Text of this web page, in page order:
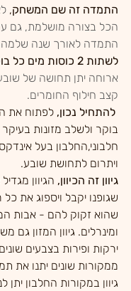
התמדה זה שם המשחק,
התמדה לאורך שנה שלמה
לשתות 2 כוסות מים כל בוקר
ארוחה יתן תחושה של
קצב חילוף החומרים.
לפתוח את
בוקר ולשלב מזונות
חלבוני,החלבון בעל
ויתרום לתחושת שובע.
גיוון זה הכיוון, הגיוון
שגופנו יקבל ויספוג את כל
שהוא זקוק להם - אבות
ומינרלים. גיוון המזון גם
ירקות ופירות בצבעים
ממקורות שונים יתנו את
גיוון במקורות החלבון